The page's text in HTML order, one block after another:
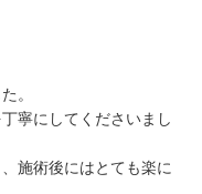
。
寧にしてくださいまし
施術後にはとても楽に